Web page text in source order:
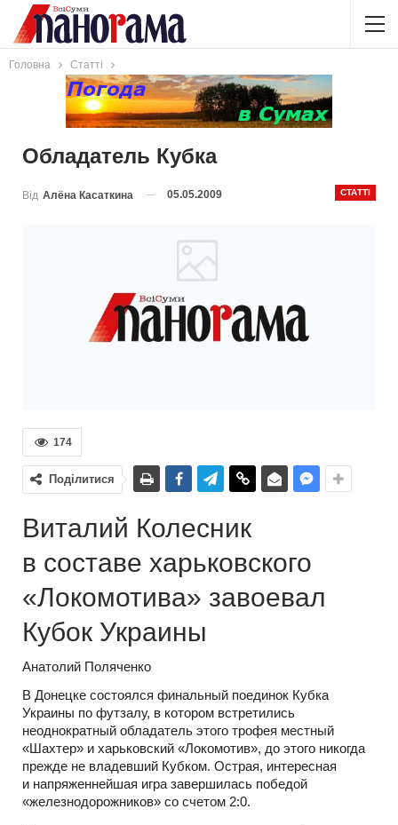
Головна Статті
Обладатель Кубка
СТАТТІ
Від Алёна Касаткина 05.05.2009
174
Поділитися
Виталий Колесник
в составе харьковского
«Локомотива» завоевал
Кубок Украины
Анатолий Поляченко
В Донецке состоялся финальный поединок Кубка
Украины по футзалу, в котором встретились
неоднократный обладатель этого трофея местный
«Шахтер» и харьковский «Локомотив», до этого никогда
прежде не владевший Кубком. Острая, интересная
и напряженнейшая игра завершилась победой
«железнодорожников» со счетом 2:0.